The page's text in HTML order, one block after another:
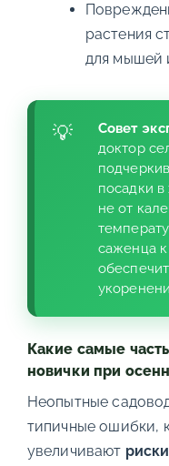
растения
для мышей
Совет
доктор
посадки
не от
саженца
Какие самые
новички при
Неопытные
типичные ошибки,
увеличивают